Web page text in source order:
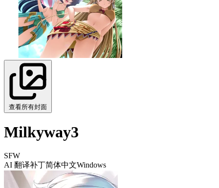
查看所有封面
Milkyway3
SFW
AI 翻译补丁简体中文Windows